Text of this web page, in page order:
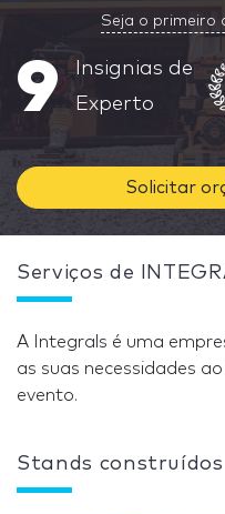
Seja o primeiro
9
Insignias de
Experto
Solicitar
Serviços de
A Integrals é uma
as suas necessidades
evento.
Stands construídos